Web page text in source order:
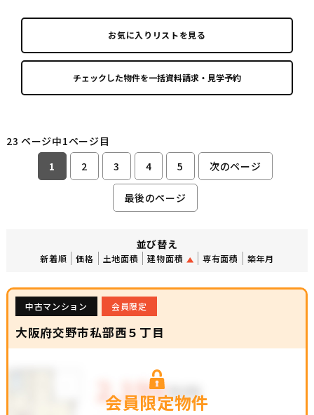
お気に入りリストを見る
23 ページ中1ページ目
1
2 3 4 5 次のページ
最後のページ
並び替え
新着順 価格 土地面積 建物面積 専有面積 築年月
中古マンション 会員限定
大阪府交野市私部西５丁目
会員限定物件